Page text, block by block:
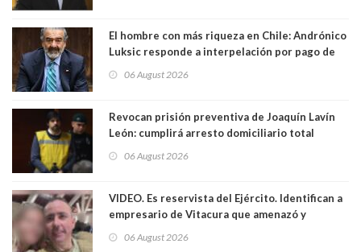
El hombre con más riqueza en Chile: Andrónico
Luksic responde a interpelación por pago de
día que me muera”
06 August 2026
Revocan prisión preventiva de Joaquín Lavín
León: cumplirá arresto domiciliario total
06 August 2026
VIDEO. Es reservista del Ejército. Identifican a
empresario de Vitacura que amenazó y
al "ring raja". Se trata de Andrés Arrieta y la
06 August 2026